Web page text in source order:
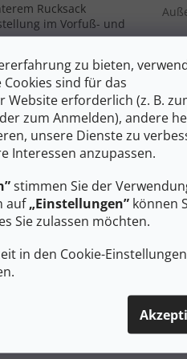
zu bieten,
sind für das
erforderlich (z. B.
zum Anmelden), andere
unsere Dienste zu
Interessen anzupassen.
stimmen Sie der
auf„Einstellungen” können
Sie zulassen möchten.
in den Cookie-
Rucksack
im Vorfuß- und
der anatomischen AKU-
Rucksack optimiert und
schützt den Fuß
nach außen ab – so bleiben
mit
einschließlich nasser
zur Unterstützung des
bei mittellangen
Gelände
beim Kontakt mit
Typ: